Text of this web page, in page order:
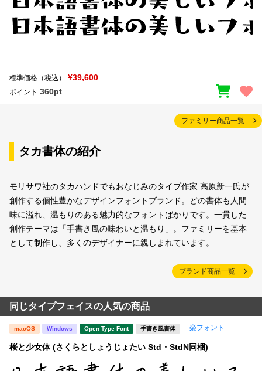
標準価格（税込） ¥39,600
ポイント 360pt
ファミリー商品一覧
タカ書体の紹介
モリサワ社のタカハンドでもおなじみのタイプ作家 高原新一氏が
創作する個性豊かなデザインフォントブランド。どの書体も人間
味に溢れ、温もりのある魅力的なフォントばかりです。一貫した
創作テーマは「手書き風の味わいと温もり」。ファミリーを基本
として制作し、多くのデザイナーに親しまれています。
ブランド商品一覧
同じタイプフェイスの人気の商品
macOS Windows Open Type Font 手書き風書体 楽フォント
桜と少女体 (さくらとしょうじょたい Std・StdN同梱)